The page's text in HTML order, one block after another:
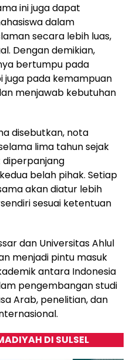
ini juga dapat
dalam
secara lebih luas,
Dengan demikian,
bertumpu pada
juga pada kemampuan
menjawab kebutuhan
disebutkan, nota
lima tahun sejak
belah pihak. Setiap
akan diatur lebih
sesuai ketentuan
dan Universitas Ahlul
menjadi pintu masuk
antara Indonesia
pengembangan studi
Arab, penelitian, dan
DI SULSEL